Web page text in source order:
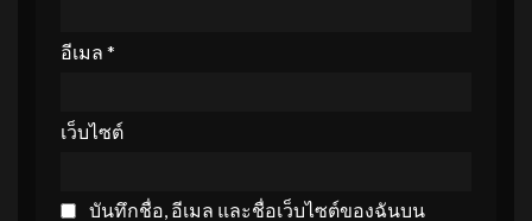
อีเมล *
เว็บไซต์
บันทึกชื่อ, อีเมล และชื่อเว็บไซต์ของฉันบน